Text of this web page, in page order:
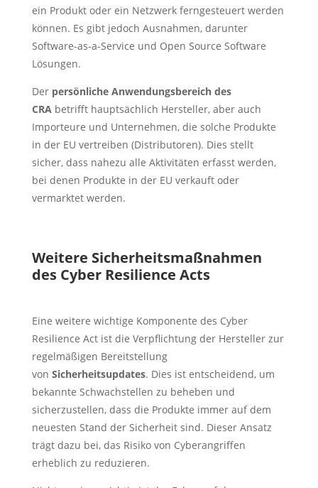
ein Produkt oder ein Netzwerk ferngesteuert werden
können. Es gibt jedoch Ausnahmen, darunter
Software-as-a-Service und Open Source Software
Lösungen.
Der persönliche Anwendungsbereich des
CRA betrifft hauptsächlich Hersteller, aber auch
Importeure und Unternehmen, die solche Produkte
in der EU vertreiben (Distributoren). Dies stellt
sicher, dass nahezu alle Aktivitäten erfasst werden,
bei denen Produkte in der EU verkauft oder
vermarktet werden.
Weitere Sicherheitsmaßnahmen
des Cyber Resilience Acts
Eine weitere wichtige Komponente des Cyber
Resilience Act ist die Verpflichtung der Hersteller zur
regelmäßigen Bereitstellung
von Sicherheitsupdates. Dies ist entscheidend, um
bekannte Schwachstellen zu beheben und
sicherzustellen, dass die Produkte immer auf dem
neuesten Stand der Sicherheit sind. Dieser Ansatz
trägt dazu bei, das Risiko von Cyberangriffen
erheblich zu reduzieren.